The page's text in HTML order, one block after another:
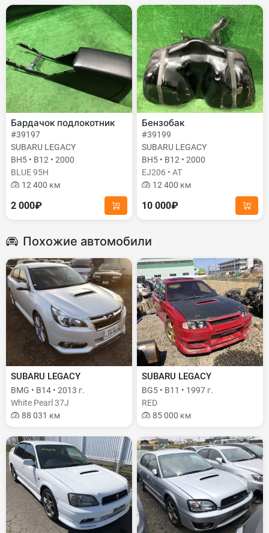
Бардачок подлокотник
#39197
SUBARU LEGACY
BH5 • B12 • 2000
BLUE 95H
12 400 км
2 000₽
Бензобак
#39199
SUBARU LEGACY
BH5 • B12 • 2000
EJ206 • AT
12 400 км
10 000₽
Похожие автомобили
SUBARU LEGACY
BMG • B14 • 2013 г.
White Pearl 37J
88 031 км
SUBARU LEGACY
BG5 • B11 • 1997 г.
RED
85 000 км